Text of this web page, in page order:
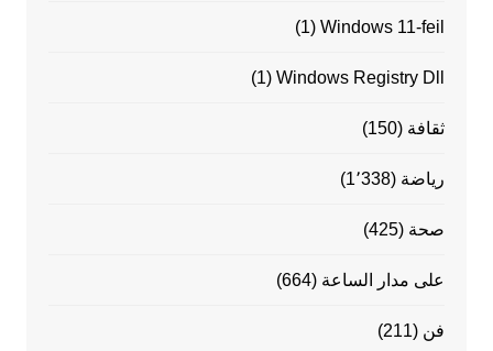
Windows 11-feil
(1)
Windows Registry Dll
(1)
ثقافة (150)
رياضة (1٬338)
صحة (425)
على مدار الساعة (664)
فن (211)